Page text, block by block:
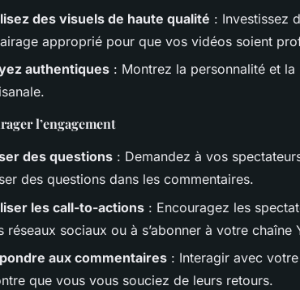
des visuels de haute qualité : Investissez
approprié pour que vos vidéos soient
authentiques : Montrez la personnalité et
l’engagement
des questions : Demandez à vos
des questions dans les commentaires.
les call-to-actions : Encouragez les
réseaux sociaux ou à s’abonner à votre chaîne
aux commentaires : Interagir avec
que vous vous souciez de leurs retours.